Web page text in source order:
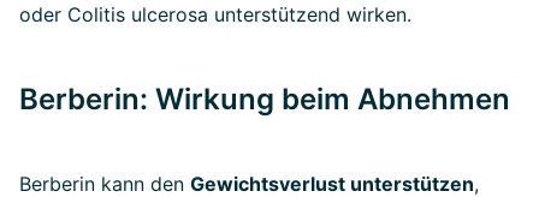
oder Colitis ulcerosa unterstützend wirken.
Berberin: Wirkung beim Abnehmen
Berberin kann den Gewichtsverlust unterstützen,